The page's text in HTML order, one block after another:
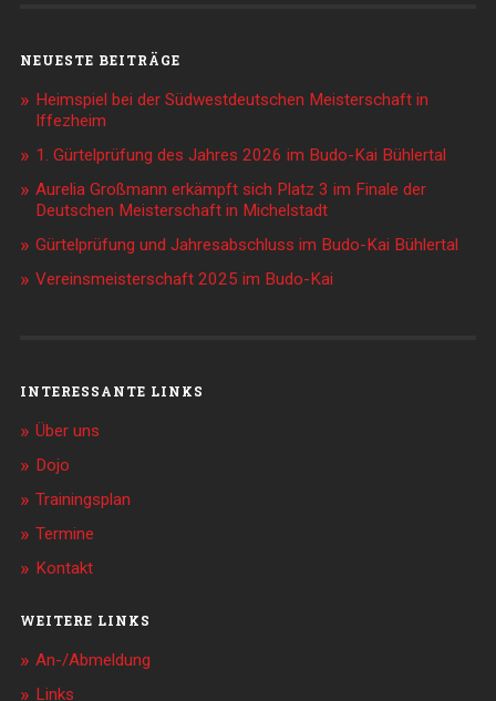
NEUESTE BEITRÄGE
Heimspiel bei der Südwestdeutschen Meisterschaft in
Iffezheim
1. Gürtelprüfung des Jahres 2026 im Budo-Kai Bühlertal
Aurelia Großmann erkämpft sich Platz 3 im Finale der
Deutschen Meisterschaft in Michelstadt
Gürtelprüfung und Jahresabschluss im Budo-Kai Bühlertal
Vereinsmeisterschaft 2025 im Budo-Kai
INTERESSANTE LINKS
Über uns
Dojo
Trainingsplan
Termine
Kontakt
WEITERE LINKS
An-/Abmeldung
Links